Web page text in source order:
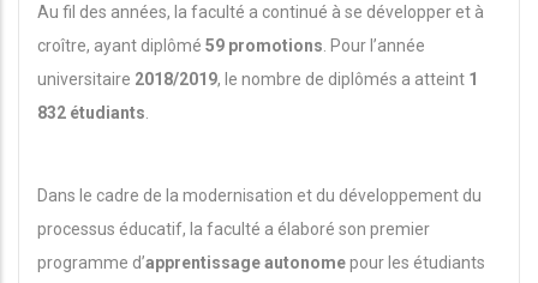
Au fil des années, la faculté a continué à se développer et à
croître, ayant diplômé 59 promotions . Pour l’année
universitaire 2018/2019, le nombre de diplômés a atteint 1
832 étudiants
Dans le cadre de la modernisation et du développement du
processus éducatif, la faculté a élaboré son premier
programme d’apprentissage autonomepour les étudiants